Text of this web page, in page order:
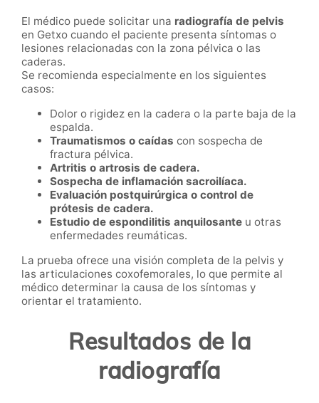
El médico puede solicitar una radiografía de pelvis
en Getxo cuando el paciente presenta síntomas o
lesiones relacionadas con la zona pélvica o las
caderas.
Se recomienda especialmente en los siguientes
casos:
Dolor o rigidez en la cadera o la parte baja de la
espalda.
Traumatismos o caídas con sospecha de
fractura pélvica.
Artritis o artrosis de cadera.
Sospecha de inflamación sacroilíaca.
Evaluación postquirúrgica o control de
prótesis de cadera.
Estudio de espondilitis anquilosante u otras
enfermedades reumáticas.
La prueba ofrece una visión completa de la pelvis y
las articulaciones coxofemorales, lo que permite al
médico determinar la causa de los síntomas y
orientar el tratamiento.
Resultados de la
radiografía